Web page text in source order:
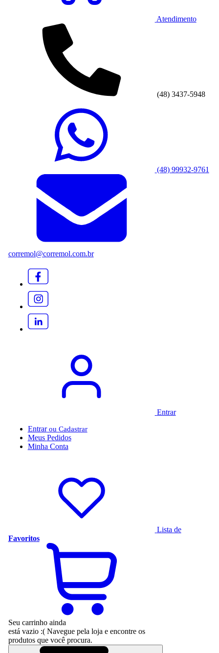
Atendimento
(48) 3437-5948
(48) 99932-9761
corremol@corremol.com.br
Entrar
Entrar
Meus Pedidos
Minha Conta
Lista de
Favoritos
Seu carrinho ainda
está vazio :( Navegue pela loja e encontre os
produtos que você procura.